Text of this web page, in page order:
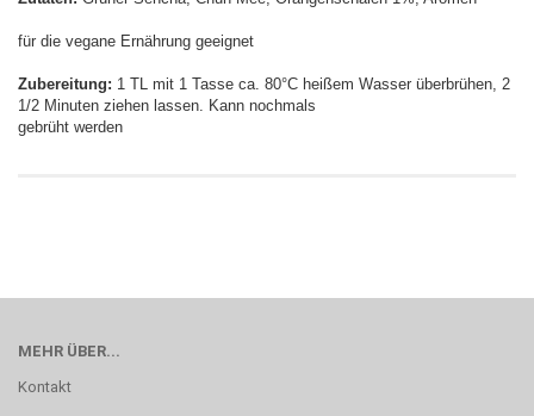
für die vegane Ernährung geeignet
Zubereitung: 1 TL mit 1 Tasse ca. 80°C heißem Wasser überbrühen, 2
1/2 Minuten ziehen lassen. Kann nochmals
gebrüht werden
MEHR ÜBER...
Kontakt